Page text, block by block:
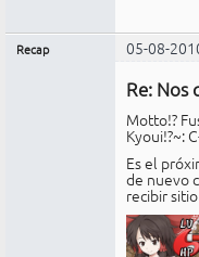
Recap 05-08-
Re: Nos
Motto!?
Kyoui!?~:
Es el
de nuevo
recibir